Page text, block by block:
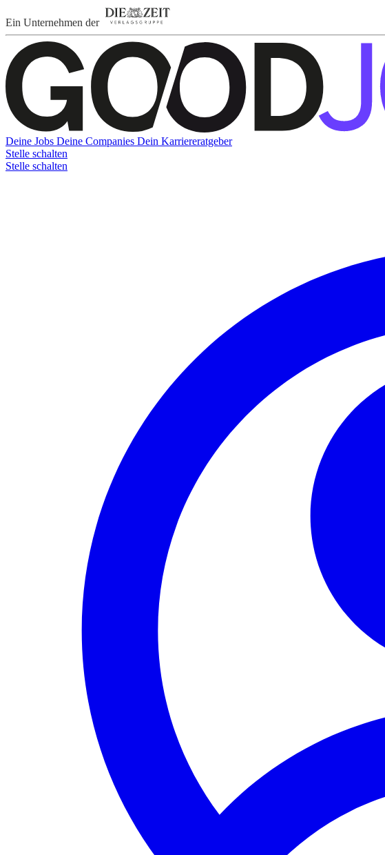
Ein Unternehmen der
Deine Jobs Deine Companies Dein Karriereratgeber
Stelle schalten
Stelle schalten